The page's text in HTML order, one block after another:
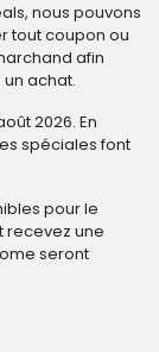
nous pouvons
tout coupon ou
afin
achat.
2026. En
spéciales font
pour le
recevez une
seront